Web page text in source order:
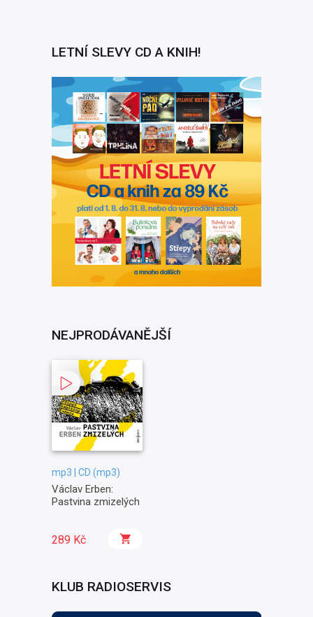
LETNÍ SLEVY CD A KNIH!
NEJPRODÁVANĚJŠÍ
mp3 | CD (mp3)
Václav Erben:
Pastvina zmizelých
289 Kč
KLUB RADIOSERVIS